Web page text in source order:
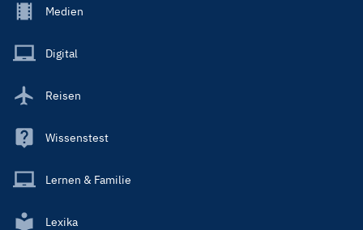
Footer
Main
Medien
Digital
Reisen
Wissenstest
Lernen & Familie
Lexika